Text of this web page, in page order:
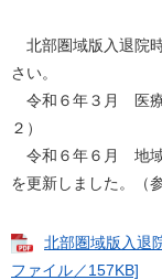
北部圏域版入退院
さい。
令和６年３月 医療
２）
令和６年６月 地域
を更新しました。（
北部圏域版入退
ファイル／157KB]